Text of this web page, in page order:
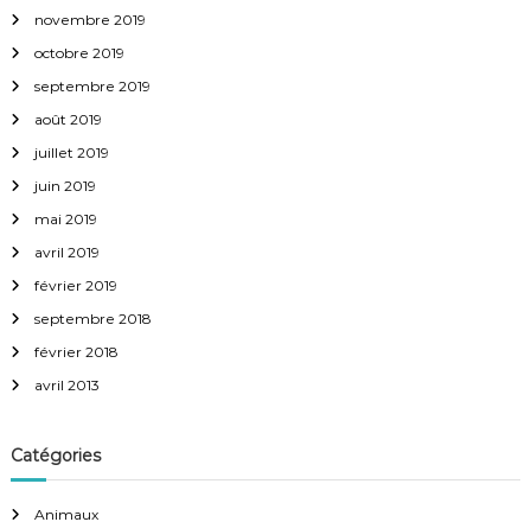
novembre 2019
octobre 2019
septembre 2019
août 2019
juillet 2019
juin 2019
mai 2019
avril 2019
février 2019
septembre 2018
février 2018
avril 2013
Catégories
Animaux